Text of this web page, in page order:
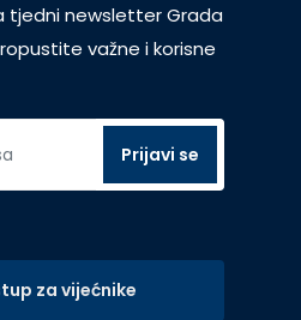
tjedni newsletter Grada
važne i korisne
za vijećnike